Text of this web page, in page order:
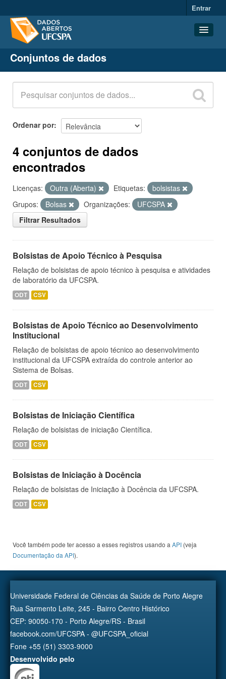
Entrar
Conjuntos de dados
Organizações
Grupos
Sobre
Conjuntos de dados
Ordenar por
4 conjuntos de dados
encontrados
Licenças: Outra (Aberta) Etiquetas:
bolsistas
Grupos:
Bolsas Organizações:
UFCSPA
Filtrar Resultados
Bolsistas de Apoio Técnico à Pesquisa
Relação de bolsistas de apoio técnico à pesquisa e atividades
de laboratório da UFCSPA.
ODT CSV
Bolsistas de Apoio Técnico ao Desenvolvimento
Institucional
Relação de bolsistas de apoio técnico ao desenvolvimento
institucional da UFCSPA extraída do controle anterior ao
Sistema de Bolsas.
ODT CSV
Bolsistas de Iniciação Científica
Relação de bolsistas de iniciação Científica.
ODT CSV
Bolsistas de Iniciação à Docência
Relação de bolsistas de Iniciação à Docência da UFCSPA.
ODT CSV
Você também pode ter acesso a esses registros usando a API (veja
Documentação da API).
Universidade Federal de Ciências da Saúde de Porto Alegre
Rua Sarmento Leite, 245 - Bairro Centro Histórico
CEP: 90050-170 - Porto Alegre/RS - Brasil
facebook.com/UFCSPA - @UFCSPA_oficial
Fone +55 (51) 3303-9000
Desenvolvido pelo